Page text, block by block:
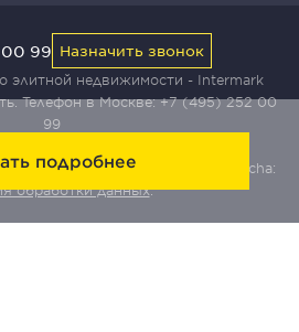
подробнее
элитной недвижимости - Intermark
Телефон в Москве:+7 (495) 252 00
99
сервиса Yandex SmartCaptcha:
обработки данных.
00 99 Назначить звонок